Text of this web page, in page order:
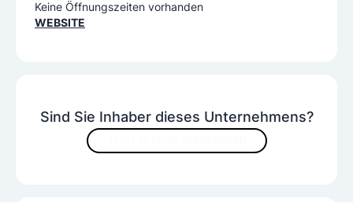
Sind Sie Inhaber dieses Unternehmens?
Keine Öffnungszeiten vorhanden
WEBSITE